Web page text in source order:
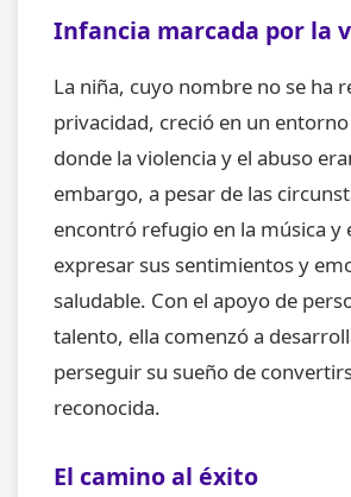
Infancia marcada por la
La niña, cuyo nombre no se ha
privacidad, creció en un
donde la violencia y el abuso
embargo, a pesar de las
encontró refugio en la música
expresar sus sentimientos y
saludable. Con el apoyo de
talento, ella comenzó a
perseguir su sueño de
reconocida.
El camino al éxito